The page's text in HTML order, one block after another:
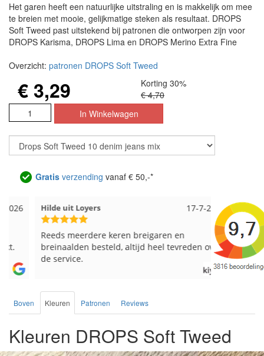
Het garen heeft een natuurlijke uitstraling en is makkelijk om mee
te breien met mooie, gelijkmatige steken als resultaat. DROPS
Soft Tweed past uitstekend bij patronen die ontworpen zijn voor
DROPS Karisma, DROPS Lima en DROPS Merino Extra Fine
Overzicht: patronen DROPS Soft Tweed
€ 3,29
Korting 30%
€ 4,70
Gratis verzending vanaf € 50,-*
17-7-2026
Hilde uit Loyers
Reeds meerdere keren breigaren en
breinaalden besteld, altijd heel tevreden over
de service.
Loes uit
Snelle
Boven Kleuren Patronen Reviews
Kleuren DROPS Soft Tweed